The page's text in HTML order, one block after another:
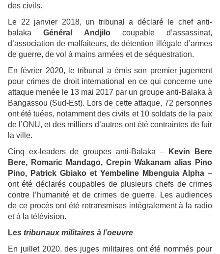
des civils.
Le 22 janvier 2018, un tribunal a déclaré le chef anti-
balakaGénéral Andjilocoupable d’assassinat,
d’association de malfaiteurs, de détention illégale d’armes
de guerre, de vol à mains armées et de séquestration.
En février 2020, le tribunal a émis son premier jugement
pour crimes de droit international en ce qui concerne une
attaque menée le 13 mai 2017 par un groupe anti-Balaka à
Bangassou (Sud-Est). Lors de cette attaque, 72 personnes
ont été tuées, notamment des civils et 10 soldats de la paix
de l’ONU, et des milliers d’autres ont été contraintes de fuir
la ville.
Cinq ex-leaders de groupes anti-Balaka –
Kevin Bere
Bere, Romaric Mandago, Crepin Wakanam alias Pino
Pino, Patrick Gbiako et Yembeline Mbenguia Alpha –
ont été déclarés coupables de plusieurs chefs de crimes
contre l’humanité et de crimes de guerre. Les audiences
de ce procès ont été retransmises intégralement à la radio
et à la télévision.
Les tribunaux militaires à l’oeuvre
En juillet 2020, des juges militaires ont été nommés pour